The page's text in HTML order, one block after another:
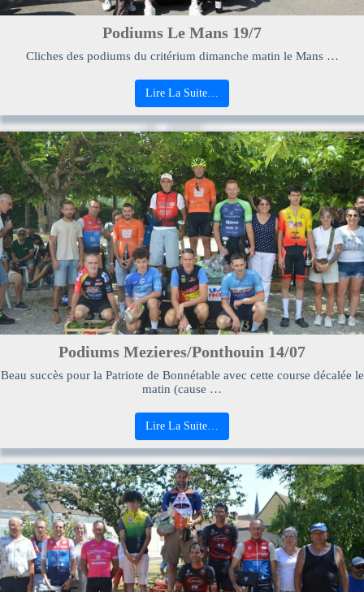
Podiums Le Mans 19/7
Cliches des podiums du critérium dimanche matin le Mans …
Lire La Suite…
Podiums Mezieres/Ponthouin 14/07
Beau succès pour la Patriote de Bonnétable avec cette course décalée le
matin (cause …
Lire La Suite…